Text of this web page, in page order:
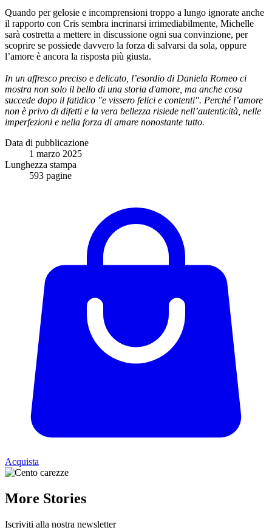
Quando per gelosie e incomprensioni troppo a lungo ignorate anche
il rapporto con Cris sembra incrinarsi irrimediabilmente, Michelle
sarà costretta a mettere in discussione ogni sua convinzione, per
scoprire se possiede davvero la forza di salvarsi da sola, oppure
l’amore è ancora la risposta più giusta.
In un affresco preciso e delicato, l’esordio di Daniela Romeo ci
mostra non solo il bello di una storia d'amore, ma anche cosa
succede dopo il fatidico "e vissero felici e contenti". Perché l’amore
non è privo di difetti e la vera bellezza risiede nell’autenticità, nelle
imperfezioni e nella forza di amare nonostante tutto.
Data di pubblicazione
1 marzo 2025
Lunghezza stampa
593 pagine
Acquista
More Stories
Iscriviti alla nostra newsletter